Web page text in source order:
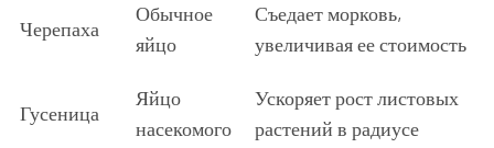
Черепаха
Обычное
яйцо
Съедает морковь,
увеличивая ее стоимость
Гусеница
Яйцо
насекомого
Ускоряет рост листовых
растений в радиусе